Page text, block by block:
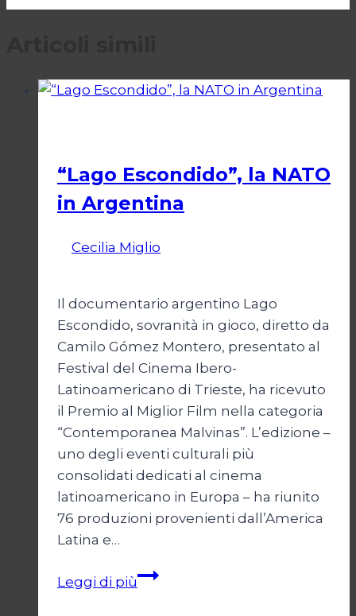
“Lago Escondido”, la NATO
in Argentina
Cecilia Miglio
Il documentario argentino Lago
Escondido, sovranità in gioco, diretto da
Camilo Gómez Montero, presentato al
Festival del Cinema Ibero-
Latinoamericano di Trieste, ha ricevuto
il Premio al Miglior Film nella categoria
“Contemporanea Malvinas”. L’edizione –
uno degli eventi culturali più
consolidati dedicati al cinema
latinoamericano in Europa – ha riunito
76 produzioni provenienti dall’America
Latina e…
Leggi di più“Lago